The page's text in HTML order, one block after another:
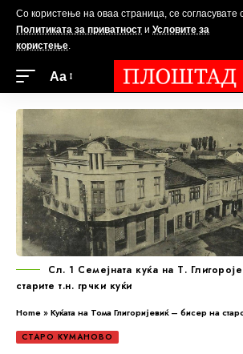
Со користење на оваа страница, се согласувате
Политиката за приватност и Условите за
користење.
Аа
Сл. 1 Семејната куќа на Т.
старите т.н. грчки куќи
Home»Куќата на Тома Глигоријевиќ – бисер на
СТАРО КУМАНОВО